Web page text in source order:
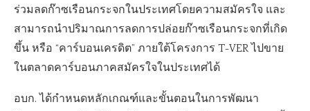
ร่วมลดก๊าซเรือนกระจกในประเทศโดยความสมัครใจ และ
สามารถนำปริมาณการลดการปล่อยก๊าซเรือนกระจกที่เกิด
ขึ้น หรือ “คาร์บอนเครดิต” ภายใต้โครงการ T-VER ไปขาย
ในตลาดคาร์บอนภาคสมัครใจในประเทศได้
อบก. ได้กำหนดหลักเกณฑ์และขั้นตอนในการพัฒนา